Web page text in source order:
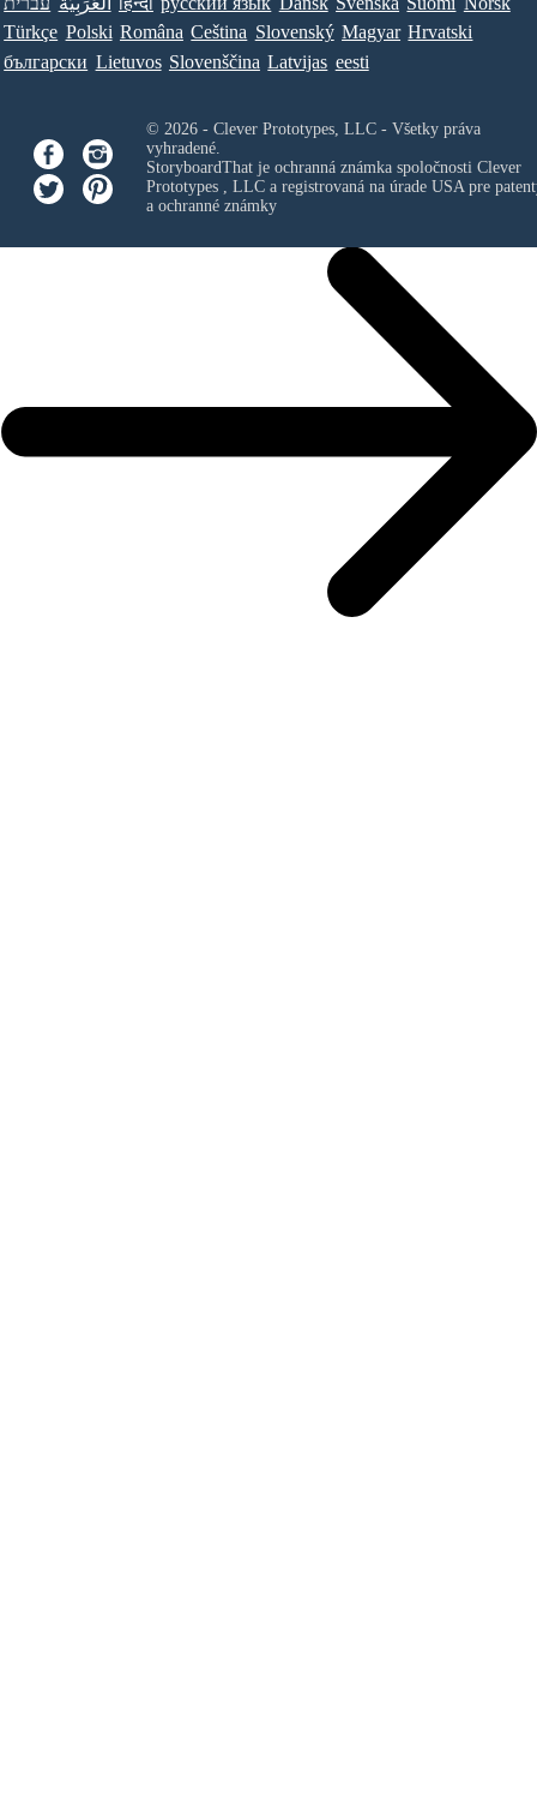
Türkçe Polski Româna Ceština Slovenský Magyar Hrvatski
български Lietuvos Slovenščina Latvijas eesti
© 2026 - Clever Prototypes, LLC - Všetky práva
vyhradené.
StoryboardThat je ochranná známka spoločnosti Clever
Prototypes , LLCa registrovaná na úrade USA pre
a ochranné známky